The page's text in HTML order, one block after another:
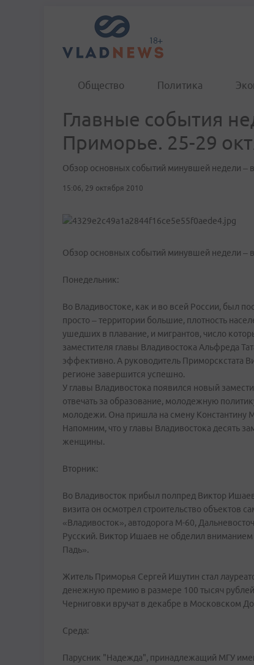
Общество Политика
Главные события
Приморье. 25-29
Обзор основных событий минувшей недели –
15:06, 29 октября 2010
Обзор основных событий минувшей недели –
Понедельник:
Во Владивостоке, как и во всей России, был
просто – территории большие, плотность
ушедших в плавание, и мигрантов, число
заместителя главы Владивостока Альфреда
эффективно. А руководитель Приморскстата
регионе завершится успешно.
У главы Владивостока появился новый
отвечать за образование, молодежную
молодежи. Она пришла на смену Константину
Напомним, что у главы Владивостока десять
женщины.
Вторник:
Во Владивосток прибыл полпред Виктор
визита он осмотрел строительство объектов
«Владивосток», автодорога М-60,
Русский. Виктор Ишаев не обделил
Падь».
Житель Приморья Сергей Ишутин стал
денежную премию в размере 100 тысяч
Черниговки вручат в декабре в Московском
Среда:
Парусник "Надежда", принадлежащий МГУ